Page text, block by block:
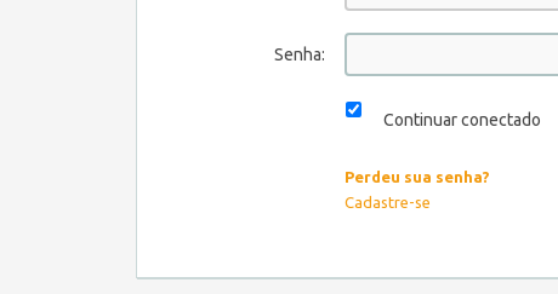
Senha:
Continuar conectado
Perdeu sua senha?
Cadastre-se